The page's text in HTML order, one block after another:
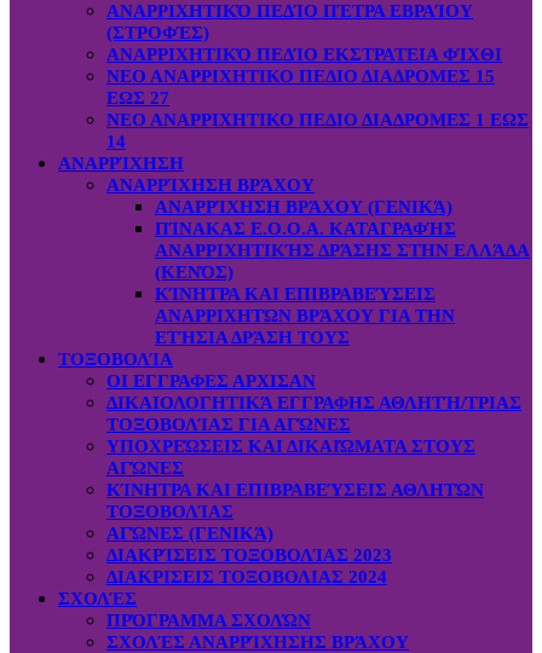
ΑΝΑΡΡΙΧΗΤΙΚΌ ΠΕΔΊΟ ΠΈΤΡΑ ΕΒΡΑΊΟΥ
(ΣΤΡΟΦΈΣ)
ΑΝΑΡΡΙΧΗΤΙΚΌ ΠΕΔΊΟ ΕΚΣΤΡΑΤΕΙΑ ΦΊΧΘΙ
ΝΕΟ ΑΝΑΡΡΙΧΗΤΙΚΟ ΠΕΔΙΟ ΔΙΑΔΡΟΜΕΣ 15
ΕΩΣ 27
ΝΕΟ ΑΝΑΡΡΙΧΗΤΙΚΟ ΠΕΔΙΟ ΔΙΑΔΡΟΜΕΣ 1 ΕΩΣ
14
ΑΝΑΡΡΊΧΗΣΗ
ΑΝΑΡΡΊΧΗΣΗ ΒΡΆΧΟΥ
ΑΝΑΡΡΊΧΗΣΗ ΒΡΆΧΟΥ (ΓΕΝΙΚΆ)
ΠΊΝΑΚΑΣ Ε.Ο.Ο.Α. ΚΑΤΑΓΡΑΦΉΣ
ΑΝΑΡΡΙΧΗΤΙΚΉΣ ΔΡΆΣΗΣ ΣΤΗΝ ΕΛΛΆΔΑ
(ΚΕΝΌΣ)
ΚΊΝΗΤΡΑ ΚΑΙ ΕΠΙΒΡΑΒΕΎΣΕΙΣ
ΑΝΑΡΡΙΧΗΤΏΝ ΒΡΆΧΟΥ ΓΙΑ ΤΗΝ
ΕΤΉΣΙΑ ΔΡΆΣΗ ΤΟΥΣ
ΤΟΞΟΒΟΛΊΑ
ΟΙ ΕΓΓΡΑΦΕΣ ΑΡΧΙΣΑΝ
ΔΙΚΑΙΟΛΟΓΗΤΙΚΆ ΕΓΓΡΑΦΗΣ ΑΘΛΗΤΉ/ΤΡΙΑΣ
ΤΟΞΟΒΟΛΊΑΣ ΓΙΑ ΑΓΏΝΕΣ
ΥΠΟΧΡΕΏΣΕΙΣ ΚΑΙ ΔΙΚΑΙΏΜΑΤΑ ΣΤΟΥΣ
ΑΓΏΝΕΣ
ΚΊΝΗΤΡΑ ΚΑΙ ΕΠΙΒΡΑΒΕΎΣΕΙΣ ΑΘΛΗΤΏΝ
ΤΟΞΟΒΟΛΊΑΣ
ΑΓΏΝΕΣ (ΓΕΝΙΚΆ)
ΔΙΑΚΡΊΣΕΙΣ ΤΟΞΟΒΟΛΊΑΣ 2023
ΔΙΑΚΡΙΣΕΙΣ ΤΟΞΟΒΟΛΙΑΣ 2024
ΣΧΟΛΈΣ
ΠΡΌΓΡΑΜΜΑ ΣΧΟΛΏΝ
ΣΧΟΛΈΣ ΑΝΑΡΡΊΧΗΣΗΣ ΒΡΆΧΟΥ